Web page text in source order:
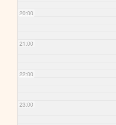
20:00
21:00
22:00
23:00